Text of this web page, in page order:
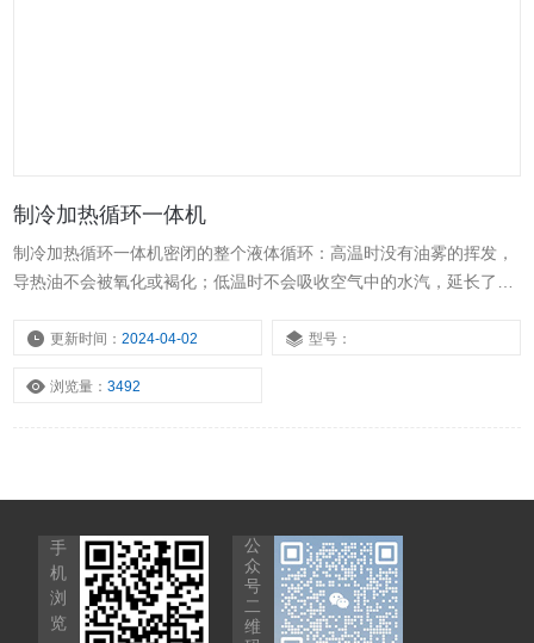
制冷加热循环一体机
制冷加热循环一体机密闭的整个液体循环：高温时没有油雾的挥发，
导热油不会被氧化或褐化；低温时不会吸收空气中的水汽，延长了导
调节功率的输出，精确控制反应过程的温度，满足反应工艺对温度变
更新时间：2024-04-02 型号：
浏览量：3492
手
机
浏
览
公
众
号
二
维